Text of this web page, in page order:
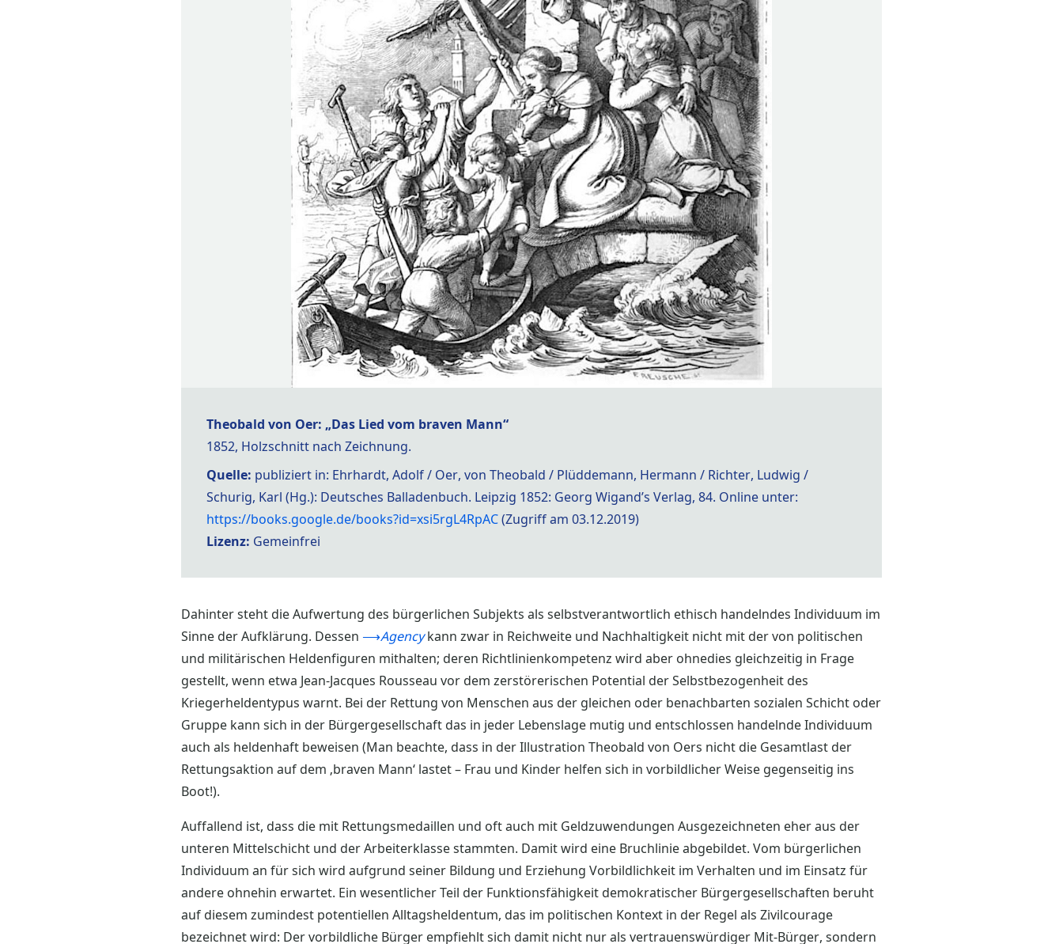
Theobald von Oer: „Das Lied vom braven Mann“
1852, Holzschnitt nach Zeichnung.
Quelle: publiziert in: Ehrhardt, Adolf / Oer, von Theobald / Plüddemann, Hermann / Richter, Ludwig /
Schurig, Karl (Hg.): Deutsches Balladenbuch. Leipzig 1852: Georg Wigand’s Verlag, 84. Online unter:
https://books.google.de/books?id=xsi5rgL4RpAC(Zugriff am 03.12.2019)
Lizenz: Gemeinfrei
Dahinter steht die Aufwertung des bürgerlichen Subjekts als selbstverantwortlich ethisch handelndes Individuum im
Sinne der Aufklärung. Dessen ⟶Agencykann zwar in Reichweite und Nachhaltigkeit nicht mit der von politischen
und militärischen Heldenfiguren mithalten; deren Richtlinienkompetenz wird aber ohnedies gleichzeitig in Frage
gestellt, wenn etwa Jean-Jacques Rousseau vor dem zerstörerischen Potential der Selbstbezogenheit des
Kriegerheldentypus warnt. Bei der Rettung von Menschen aus der gleichen oder benachbarten sozialen Schicht oder
Gruppe kann sich in der Bürgergesellschaft das in jeder Lebenslage mutig und entschlossen handelnde Individuum
auch als heldenhaft beweisen (Man beachte, dass in der Illustration Theobald von Oers nicht die Gesamtlast der
Rettungsaktion auf dem ‚braven Mann‘ lastet – Frau und Kinder helfen sich in vorbildlicher Weise gegenseitig ins
Boot!).
Auffallend ist, dass die mit Rettungsmedaillen und oft auch mit Geldzuwendungen Ausgezeichneten eher aus der
unteren Mittelschicht und der Arbeiterklasse stammten. Damit wird eine Bruchlinie abgebildet. Vom bürgerlichen
Individuum an für sich wird aufgrund seiner Bildung und Erziehung Vorbildlichkeit im Verhalten und im Einsatz für
andere ohnehin erwartet. Ein wesentlicher Teil der Funktionsfähigkeit demokratischer Bürgergesellschaften beruht
auf diesem zumindest potentiellen Alltagsheldentum, das im politischen Kontext in der Regel als Zivilcourage
bezeichnet wird: Der vorbildliche Bürger empfiehlt sich damit nicht nur als vertrauenswürdiger Mit-Bürger, sondern